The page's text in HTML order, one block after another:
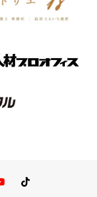
You TubeTikTok